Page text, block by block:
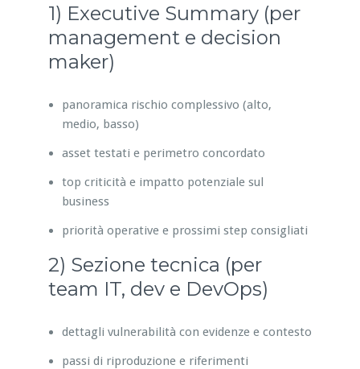
1) Executive Summary (per
management e decision
maker)
panoramica rischio complessivo (alto,
medio, basso)
asset testati e perimetro concordato
top criticità e impatto potenziale sul
business
priorità operative e prossimi step consigliati
2) Sezione tecnica (per
team IT, dev e DevOps)
dettagli vulnerabilità con evidenze e contesto
passi di riproduzione e riferimenti